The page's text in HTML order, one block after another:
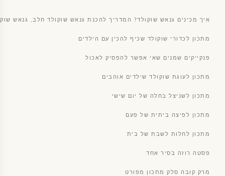
איך מכינים גנאש שוקולד? המדריך להכנת גנאש שוקולד חלב, גנאש
מתכון לכדורי שוקולד שכיף להכין עם הילדים
פנקייקים שמנים שאי אפשר להפסיק לאכול
מתכון לעוגת שוקולד שילדים אוהבים
מתכון לשניצל בחלה של יום שישי
מתכון לפיצה ביתית של פעם
מתכון לחלות לשבת של בית
פסטה רוזה בסיר אחד
מרק קובה סלק מתכון מפורט